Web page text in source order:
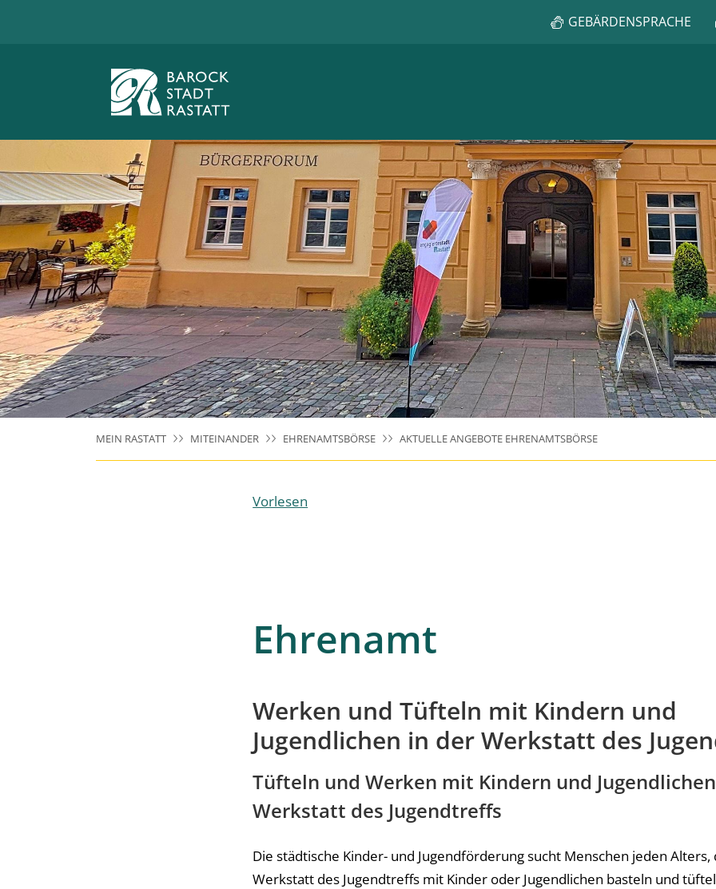
GEBÄRDENSPRACHE
MEIN RASTATT MITEINANDER EHRENAMTSBÖRSE AKTUELLE ANGEBOTE EHRENAMTSBÖRSE
Vorlesen
Ehrenamt
Werken und Tüfteln mit Kindern und
Jugendlichen in der Werkstatt des
Tüfteln und Werken mit Kindern und
Werkstatt des Jugendtreffs
Die städtische Kinder- und Jugendförderung sucht Menschen jeden
Werkstatt des Jugendtreffs mit Kinder oder Jugendlichen basteln und